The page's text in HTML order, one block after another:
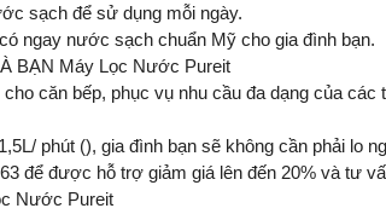
sạch để sử dụng mỗi ngày.
ngay nước sạch chuẩn Mỹ cho gia đình bạn.
BẠN Máy Lọc Nước Pureit
căn bếp, phục vụ nhu cầu đa dạng của
phút (), gia đình bạn sẽ không cần phải lo
để được hỗ trợ giảm giá lên đến 20% và tư
Nước Pureit